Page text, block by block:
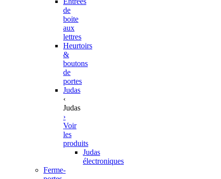
de
boite
aux
lettres
Heurtoirs
&
boutons
de
portes
Judas
‹
Judas
›
Voir
les
produits
Judas
électroniques
Ferme-